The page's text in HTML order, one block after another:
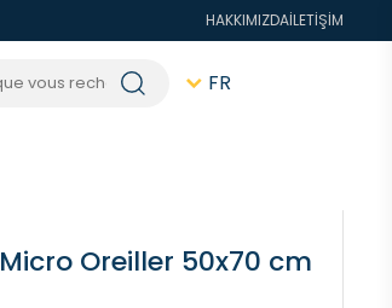
HAKKIMIZDAİLETİŞİM
FR
Micro Oreiller 50x70 cm